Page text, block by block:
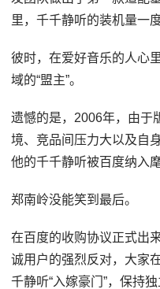
里，千千静听的装机量一
彼时，在爱好音乐的人心
域的“盟主”。
遗憾的是，2006年，由于
境、竞品间压力大以及自
他的千千静听被百度纳入麾
郑南岭没能笑到最后。
在百度的收购协议正式出
诚用户的强烈反对，大家
千静听“入嫁豪门”，保持独